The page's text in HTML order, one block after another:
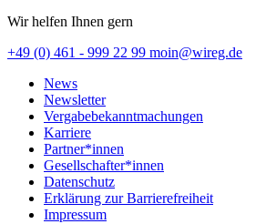
Wir helfen Ihnen gern
+49 (0) 461 - 999 22 99 moin@wireg.de
News
Newsletter
Vergabebekanntmachungen
Karriere
Partner*innen
Gesellschafter*innen
Datenschutz
Erklärung zur Barrierefreiheit
Impressum